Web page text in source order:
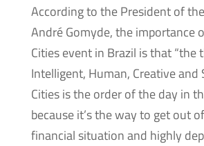
According to the President of
André Gomyde, the importance
Cities event in Brazil is that “the
Intelligent, Human, Creative and
Cities is the order of the day in
because it’s the way to get out
financial situation and highly